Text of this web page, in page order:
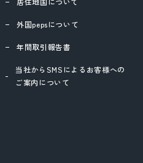
外国pepsについて
年間取引報告書
当社からSMSによるお客様への
ご案内について